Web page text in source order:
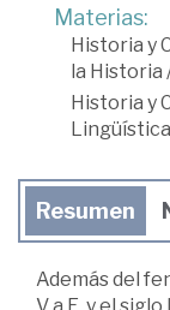
Materias:
Historia y
la Historia
Historia y
Lingüística
Resumen
Además del